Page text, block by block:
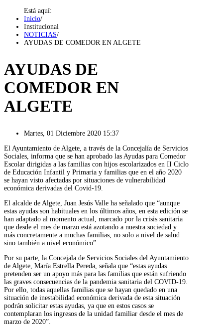
Está aquí:
Inicio/
Institucional
NOTICIAS/
AYUDAS DE COMEDOR EN ALGETE
AYUDAS DE
COMEDOR EN
ALGETE
Martes, 01 Diciembre 2020 15:37
El Ayuntamiento de Algete, a través de la Concejalía de Servicios
Sociales, informa que se han aprobado las Ayudas para Comedor
Escolar dirigidas a las familias con hijos escolarizados en II Ciclo
de Educación Infantil y Primaria y familias que en el año 2020
se hayan visto afectadas por situaciones de vulnerabilidad
económica derivadas del Covid-19
El alcalde de Algete, Juan Jesús Valle ha señalado que “aunque
estas ayudas son habituales en los últimos años, en esta edición se
han adaptado al momento actual
marcado por la crisis sanitaria
que desde el mes de marzo está azotando a nuestra sociedad y
más concretamente a muchas familias no solo a nivel de salud
sino también a nivel económico”
Por su parte, la Concejala de Servicios Sociales del Ayuntamiento
de Algete, María Estrella Pereda, señala que “estas ayudas
pretenden ser un apoyo más para las familias que están sufriendo
las graves consecuencias de la pandemia sanitaria del COVID-19
Por ello todas aquellas familias que se hayan quedado en una
situación de inestabilidad económica derivada de esta situación
podrán solicitar estas ayudas ya que en estos casos se
contemplaran los ingresos de la unidad familiar desde el mes de
marzo de 2020”